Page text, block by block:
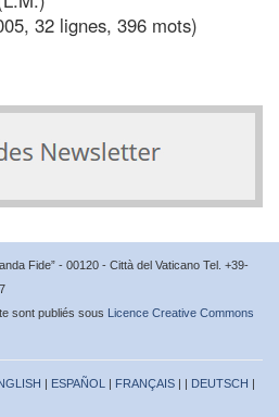
32 lignes, 396 mots)
Fide” - 00120 - Città del Vaticano Tel. +39-
sont publiés sous Licence Creative Commons
| ESPAÑOL | FRANÇAIS | | DEUTSCH |